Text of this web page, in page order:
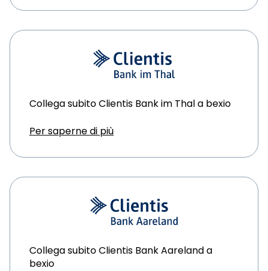
Collega subito Clientis Bank im Thal a bexio
Per saperne di più
Collega subito Clientis Bank Aareland a
bexio